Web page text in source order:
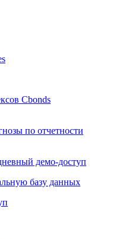
Cbonds
по отчетности
демо-доступ
базу данных